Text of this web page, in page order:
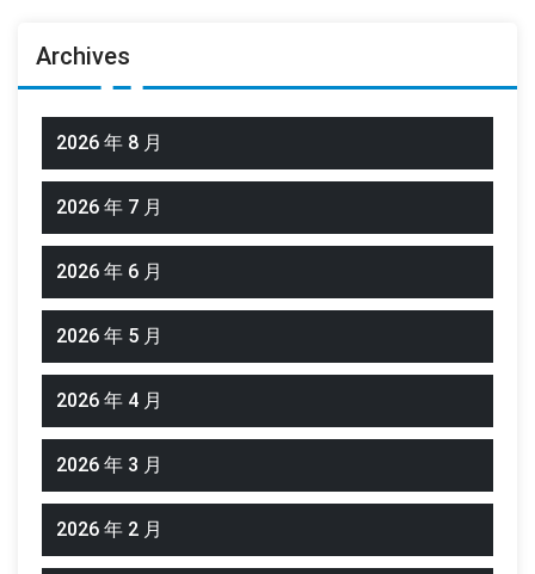
Archives
2026 年 8 月
2026 年 7 月
2026 年 6 月
2026 年 5 月
2026 年 4 月
2026 年 3 月
2026 年 2 月